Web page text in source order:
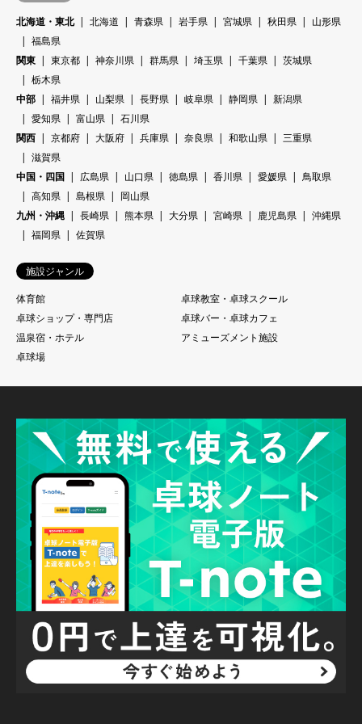
北海道・東北
北海道 青森県 岩手県 宮城県 秋田県
山形県
福島県
関東
東京都 神奈川県 群馬県 埼玉県 千葉県
茨城県
栃木県
中部
福井県 山梨県 長野県 岐阜県 静岡県
新潟県
愛知県
富山県
石川県
関西
京都府 大阪府 兵庫県 奈良県 和歌山県
三重県
滋賀県
中国・四国
広島県 山口県 徳島県 香川県 愛媛県
鳥取県
高知県
島根県
岡山県
九州・沖縄
長崎県 熊本県 大分県 宮崎県 鹿児島県
沖縄県
福岡県
佐賀県
施設ジャンル
体育館
卓球教室・卓球スクール
卓球ショップ・専門店
卓球バー・卓球カフェ
温泉宿・ホテル
アミューズメント施設
卓球場